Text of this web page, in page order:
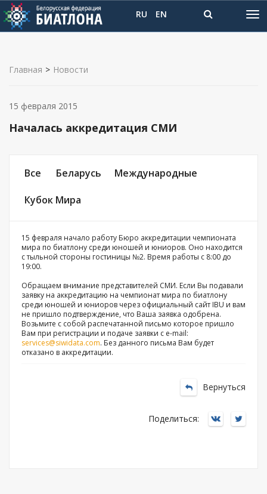
RU EN
Главная > Новости
Началась аккредитация СМИ
Все Беларусь Международные
Кубок Мира
15 февраля 2015
15 февраля начало работу Бюро аккредитации чемпионата
мира по биатлону среди юношей и юниоров. Оно находится
с тыльной стороны гостиницы №2. Время работы с 8:00 до
19:00.
Обращаем внимание представителей СМИ. Если Вы подавали
заявку на аккредитацию на чемпионат мира по биатлону
среди юношей и юниоров через официальный сайт IBU и вам
не пришло подтверждение, что Ваша заявка одобрена.
Возьмите с собой распечатанной письмо которое пришло
Вам при регистрации и подаче заявки с e-mail:
services@siwidata.com. Без данного письма Вам будет
отказано в аккредитации.
Вернуться
Поделиться: